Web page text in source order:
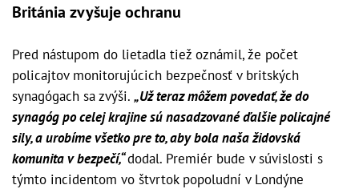
Británia zvyšuje ochranu
Pred nástupom do lietadla tiež oznámil, že počet
policajtov monitorujúcich bezpečnosť v britských
synagógach sa zvýši. „Už teraz môžem povedať, že do
synagóg po celej krajine sú nasadzované ďalšie policajné
sily, a urobíme všetko pre to, aby bola naša židovská
komunita v bezpečí,“dodal. Premiér bude v súvislosti s
týmto incidentom vo štvrtok popoludní v Londýne